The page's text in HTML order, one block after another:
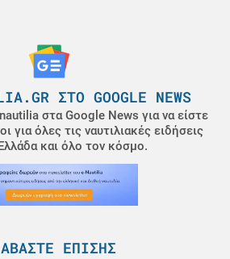
ΣΤΟ GOOGLE NEWS
στα Google News για να είστε
για όλες τις ναυτιλιακές ειδήσεις
και όλο τον κόσμο.
ΕΠΊΣΗΣ